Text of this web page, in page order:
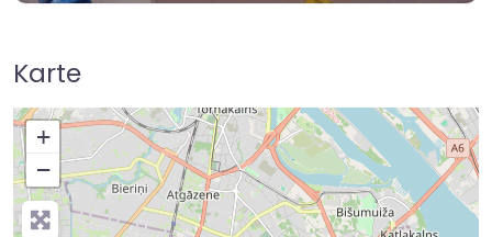
Karte
+
−